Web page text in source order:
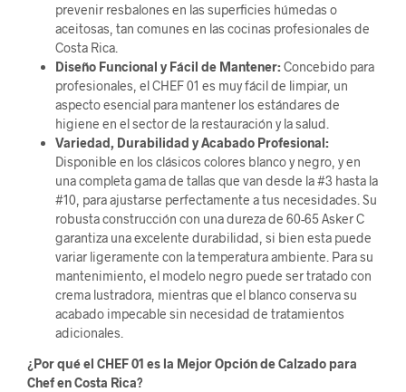
prevenir resbalones en las superficies húmedas o
aceitosas, tan comunes en las cocinas profesionales de
Costa Rica.
Diseño Funcional y Fácil de Mantener:Concebido para
profesionales, el CHEF 01 es muy fácil de limpiar, un
aspecto esencial para mantener los estándares de
higiene en el sector de la restauración y la salud.
Variedad, Durabilidad y Acabado Profesional:
Disponible en los clásicos colores blanco y negro, y en
una completa gama de tallas que van desde la #3 hasta la
#10, para ajustarse perfectamente a tus necesidades. Su
robusta construcción con una dureza de 60-65 Asker C
garantiza una excelente durabilidad, si bien esta puede
variar ligeramente con la temperatura ambiente. Para su
mantenimiento, el modelo negro puede ser tratado con
crema lustradora, mientras que el blanco conserva su
acabado impecable sin necesidad de tratamientos
adicionales.
¿Por qué el CHEF 01 es la Mejor Opción de Calzado para
Chef en Costa Rica?